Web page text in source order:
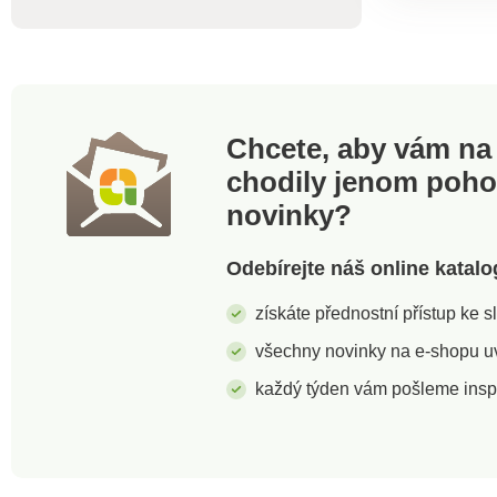
údržba.
má
podložky,
k
nože jsou
myčky.
dobře
dochází k
akáciové
Chcete, aby vám
chodily jenom
novinky?
Odebírejte náš online
získáte přednostní přístup ke
všechny novinky na e-shopu
každý týden vám pošleme